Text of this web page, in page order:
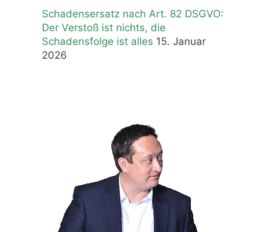
Schadensersatz nach Art. 82 DSGVO:
Der Verstoß ist nichts, die
Schadensfolge ist alles 15. Januar
2026